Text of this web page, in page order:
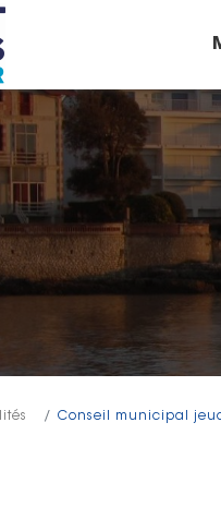
cookies
Conseil municipal